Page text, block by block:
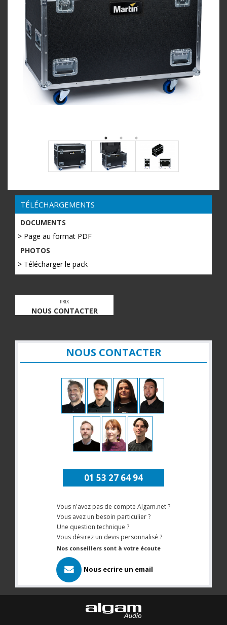
TÉLÉCHARGEMENTS
DOCUMENTS
> Page au format PDF
PHOTOS
> Télécharger le pack
PRIX
NOUS CONTACTER
NOUS CONTACTER
01 53 27 64 94
Vous n'avez pas de compte Algam.net ?
Vous avez un besoin particulier ?
Une question technique ?
Vous désirez un devis personnalisé ?
Nos conseillers sont à votre écoute
Nous ecrire un email